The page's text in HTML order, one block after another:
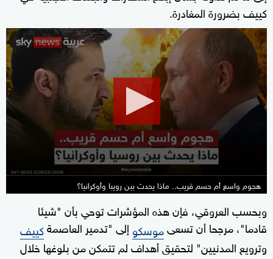
كييف بضرورة المغادرة.
0
seconds
of
21
minutes,
seconds
هجوم واسع أم حسم قريب.. ماذا يحدث بين رويبا وأوكرانيا؟
وبحسب العروقي، فإن هذه المؤشرات توحي بأن "شيئا
قادما"، مرجحا أن تسعىموسكو إلى "تدمير العاصمةكييف
وترويع المدنيين" لتحقيق أهداف لم تتمكن من بلوغها خلال